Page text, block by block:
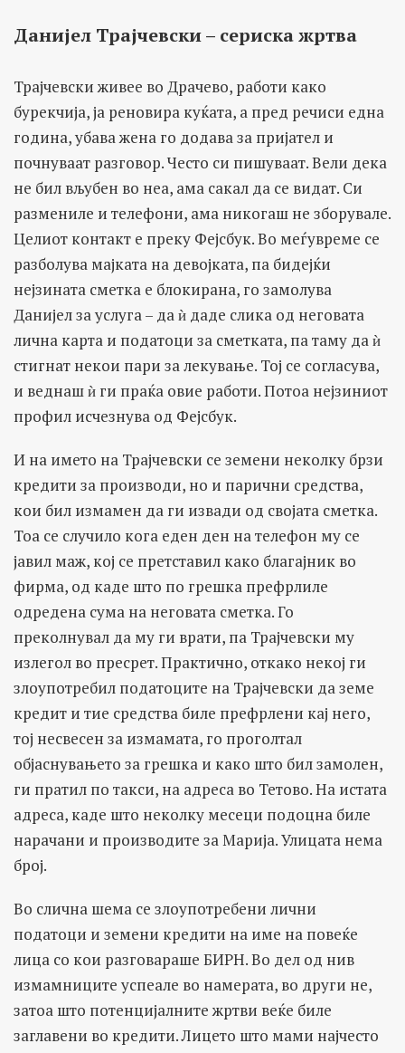
Данијел Трајчевски – сериска жртва
Трајчевски живее во Драчево, работи како
бурекчија, ја реновира куќата, а пред речиси една
година, убава жена го додава за пријател и
почнуваат разговор. Често си пишуваат. Вели дека
не бил вљубен во неа, ама сакал да се видат. Си
размениле и телефони, ама никогаш не зборувале.
Целиот контакт е преку Фејсбук. Во меѓувреме се
разболува мајката на девојката, па бидејќи
нејзината сметка е блокирана, го замолува
Данијел за услуга – да ѝ даде слика од неговата
лична карта и податоци за сметката, па таму да ѝ
стигнат некои пари за лекување. Тој се согласува,
и веднаш ѝ ги праќа овие работи. Потоа нејзиниот
профил исчезнува од Фејсбук.
И на името на Трајчевски се земени неколку брзи
кредити за производи, но и парични средства,
кои бил измамен да ги извади од својата сметка.
Тоа се случило кога еден ден на телефон му се
јавил маж, кој се претставил како благајник во
фирма, од каде што по грешка префрлиле
одредена сума на неговата сметка. Го
преколнувал да му ги врати, па Трајчевски му
излегол во пресрет. Практично, откако некој ги
злоупотребил податоците на Трајчевски да земе
кредит и тие средства биле префрлени кај него,
тој несвесен за измамата, го проголтал
објаснувањето за грешка и како што бил замолен,
ги пратил по такси, на адреса во Тетово. На истата
адреса, каде што неколку месеци подоцна биле
нарачани и производите за Марија. Улицата нема
број.
Во слична шема се злоупотребени лични
податоци и земени кредити на име на повеќе
лица со кои разговараше БИРН. Во дел од нив
измамниците успеале во намерата, во други не,
затоа што потенцијалните жртви веќе биле
заглавени во кредити. Лицето што мами најчесто